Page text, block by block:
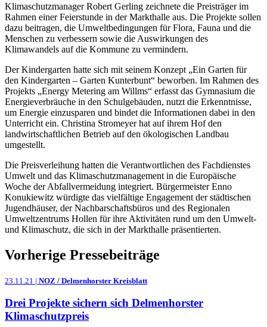
Klimaschutzmanager Robert Gerling zeichnete die Preisträger im
Rahmen einer Feierstunde in der Markthalle aus. Die Projekte sollen
dazu beitragen, die Umweltbedingungen für Flora, Fauna und die
Menschen zu verbessern sowie die Auswirkungen des
Klimawandels auf die Kommune zu vermindern.
Der Kindergarten hatte sich mit seinem Konzept „Ein Garten für
den Kindergarten – Garten Kunterbunt“ beworben. Im Rahmen des
Projekts „Energy Metering am Willms“ erfasst das Gymnasium die
Energieverbräuche in den Schulgebäuden, nutzt die Erkenntnisse,
um Energie einzusparen und bindet die Informationen dabei in den
Unterricht ein. Christina Stromeyer hat auf ihrem Hof den
landwirtschaftlichen Betrieb auf den ökologischen Landbau
umgestellt.
Die Preisverleihung hatten die Verantwortlichen des Fachdienstes
Umwelt und das Klimaschutzmanagement in die Europäische
Woche der Abfallvermeidung integriert. Bürgermeister Enno
Konukiewitz würdigte das vielfältige Engagement der städtischen
Jugendhäuser, der Nachbarschaftsbüros und des Regionalen
Umweltzentrums Hollen für ihre Aktivitäten rund um den Umwelt-
und Klimaschutz, die sich in der Markthalle präsentierten.
Vorherige Pressebeiträge
23.11.21 | NOZ / Delmenhorster Kreisblatt
Drei Projekte sichern sich Delmenhorster
Klimaschutzpreis